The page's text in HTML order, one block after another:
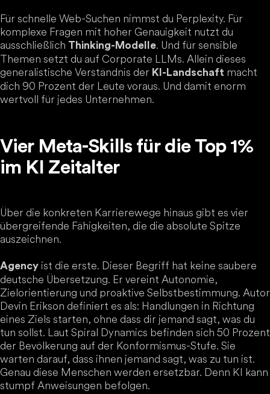
Für schnelle Web-Suchen nimmst du Perplexity. Für
komplexe Fragen mit hoher Genauigkeit nutzt du
ausschließlich Thinking-Modelle. Und für sensible
Themen setzt du auf Corporate LLMs. Allein dieses
generalistische Verständnis der KI-Landschaft macht
dich 90 Prozent der Leute voraus. Und damit enorm
wertvoll für jedes Unternehmen.
Vier Meta-Skills für die Top 1%
im KI Zeitalter
Über die konkreten Karrierewege hinaus gibt es vier
übergreifende Fähigkeiten, die die absolute Spitze
auszeichnen.
Agency ist die erste. Dieser Begriff hat keine saubere
deutsche Übersetzung. Er vereint Autonomie,
Zielorientierung und proaktive Selbstbestimmung. Autor
Devin Erikson definiert es als: Handlungen in Richtung
eines Ziels starten, ohne dass dir jemand sagt, was du
tun sollst. Laut Spiral Dynamics befinden sich 50 Prozent
der Bevölkerung auf der Konformismus-Stufe. Sie
warten darauf, dass ihnen jemand sagt, was zu tun ist.
Genau diese Menschen werden ersetzbar. Denn KI kann
stumpf Anweisungen befolgen.